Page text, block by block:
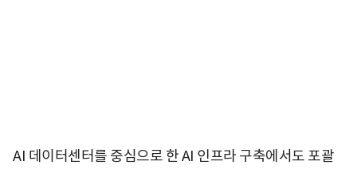
AI 데이터센터를 중심으로 한 AI 인프라 구축에서도 포괄